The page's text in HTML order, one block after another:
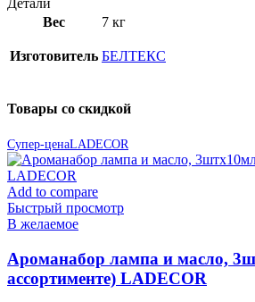
Детали
Вес
7 кг
Изготовитель БЕЛТЕКС
Товары со скидкой
Супер-ценаLADECOR
Add to compare
Быстрый просмотр
В желаемое
Ароманабор лампа и масло,
ассортименте) LADECOR